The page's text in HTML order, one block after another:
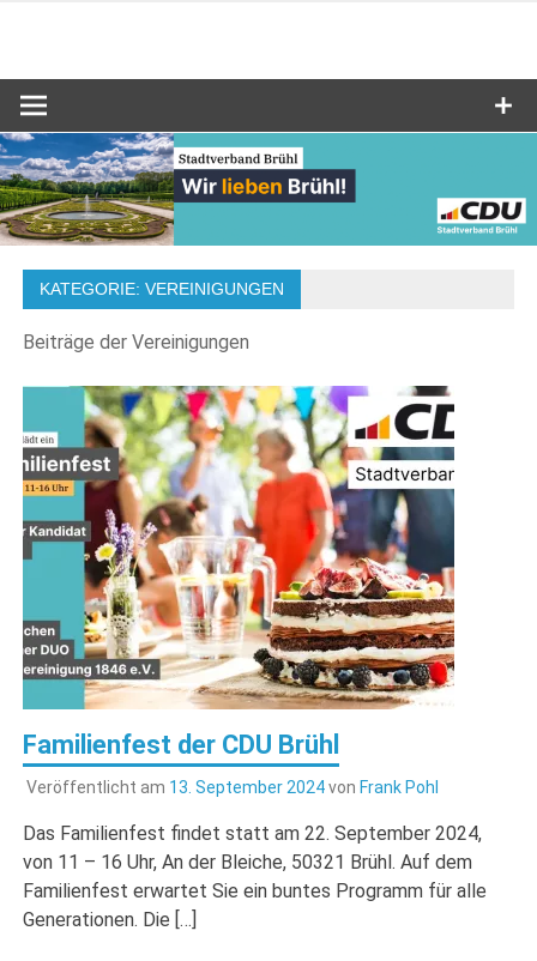
CDU Brühl
KATEGORIE:VEREINIGUNGEN
Beiträge der Vereinigungen
Familienfest der CDU Brühl
Veröffentlicht am 13. September 2024von Frank Pohl
Das Familienfest findet statt am 22. September 2024,
von 11 – 16 Uhr, An der Bleiche, 50321 Brühl. Auf dem
Familienfest erwartet Sie ein buntes Programm für alle
Generationen. Die […]